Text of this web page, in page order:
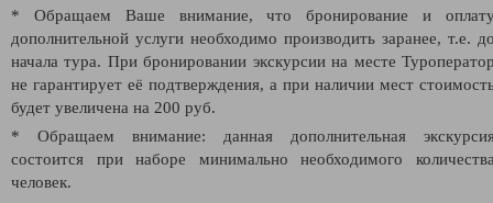
* Обращаем Ваше внимание, что бронирование и
дополнительной услуги необходимо производить заранее, т.е.
начала тура. При бронировании экскурсии на месте
не гарантирует её подтверждения, а при наличии мест
будет увеличена на 200 руб.
* Обращаем внимание: данная дополнительная
состоится при наборе минимально необходимого
человек.